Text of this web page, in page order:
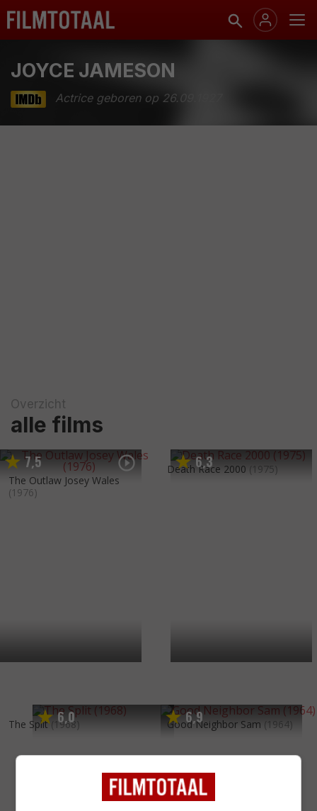
JOYCE JAMESON
Actrice geboren op 26.09.1927
Overzicht
alle films
7,5
The Outlaw Josey Wales
(1976)
6,3
Death Race 2000 (1975)
6,0
The Split (1968) 6,9
Good Neighbor Sam (1964)